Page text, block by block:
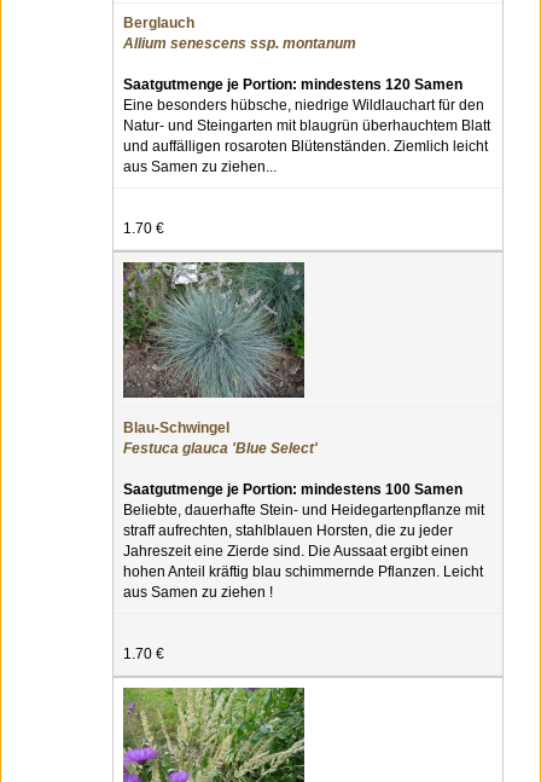
Berglauch
Allium senescens ssp. montanum
Saatgutmenge je Portion: mindestens 120 Samen
Eine besonders hübsche, niedrige Wildlauchart für den
Natur- und Steingarten mit blaugrün überhauchtem Blatt
und auffälligen rosaroten Blütenständen. Ziemlich leicht
aus Samen zu ziehen...
1.70 €
Blau-Schwingel
Festuca glauca 'Blue Select'
Saatgutmenge je Portion: mindestens 100 Samen
Beliebte, dauerhafte Stein- und Heidegartenpflanze mit
straff aufrechten, stahlblauen Horsten, die zu jeder
Jahreszeit eine Zierde sind. Die Aussaat ergibt einen
hohen Anteil kräftig blau schimmernde Pflanzen. Leicht
aus Samen zu ziehen !
1.70 €